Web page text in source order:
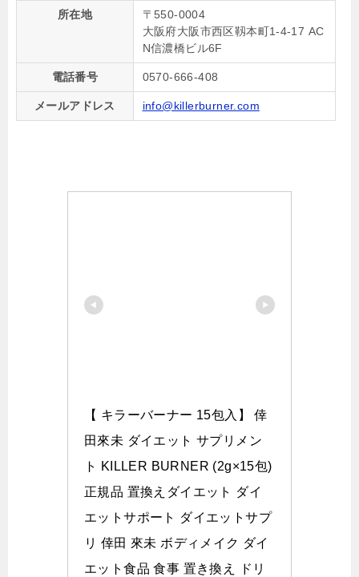
所在地
〒550-0004
大阪府大阪市西区靱本町1-4-17 AC
N信濃橋ビル6F
電話番号 0570-666-408
メールアドレス info@killerburner.com
【 キラーバーナー 15包入】 倖
田來未 ダイエット サプリメン
ト KILLER BURNER (2g×15包)
正規品 置換えダイエット ダイ
エットサポート ダイエットサプ
リ 倖田 來未 ボディメイク ダイ
エット食品 食事 置き換え ドリ